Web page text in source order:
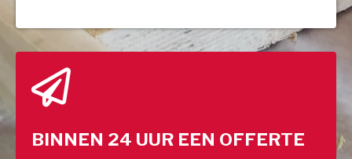
BINNEN 24 UUR EEN OFFERTE